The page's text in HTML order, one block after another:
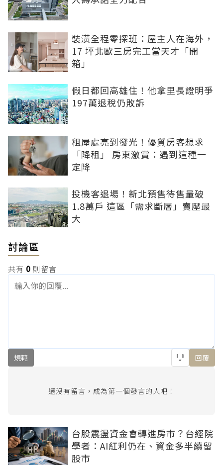
裝潢全程零探班：屋主人在海外，
17 坪北歐三房完工當天才「開
箱」
假日都回高雄住！他拿里長證明爭
197萬退稅仍敗訴
租屋處亮到發光！優質房客想求
「降租」 房東激賞：遇到這種一
定降
投機客退場！新北預售待售量破
1.8萬戶 這區「需求斷層」賣壓最
大
討論區
共有 0 則留言
規範 回覆
還沒有留言，成為第一個發言的人吧！
台股震盪資金會轉進房市？台經院
學者：AI紅利仍在、資金多半續留
股市